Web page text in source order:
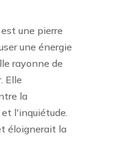
une pierre
une énergie
rayonne de
Elle
la
l'inquiétude.
éloignerait la